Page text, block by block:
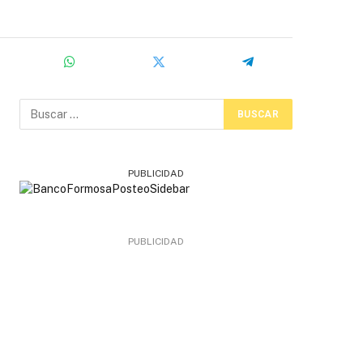
PUBLICIDAD
PUBLICIDAD